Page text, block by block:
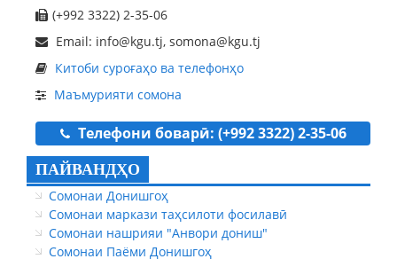
(+992 3322) 2-35-06
Email: info@kgu.tj, somona@kgu.tj
Китоби суроғаҳо ва телефонҳо
Маъмурияти сомона
Телефони боварӣ: (+992 3322) 2-35-06
ПАЙВАНДҲО
Сомонаи Донишгоҳ
Сомонаи маркази таҳсилоти фосилавӣ
Сомонаи нашрияи "Анвори дониш"
Сомонаи Паёми Донишгоҳ